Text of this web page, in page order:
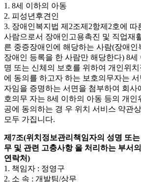
1. 8세 이하의 아동
2. 피성년후견인
3. 장애인복지법 제2조제2항제2호에 따
사람으로서 장애인고용촉진 및 직업재
른 중증장애인에 해당하는 사람(장애인
장애인 등록을 한 사람만 해당한다) 8세
명 또는 신체의 보호를 위하여 개인위
에 동의를 하고자 하는 보호의무자는
자임을 증명하는 서면을 첨부하여 회사
호의무 자는 8세 이하의 아동 등의 개인
공에 동의하는 경 우 위치 서비스 약관
모두 가집니다.
제7조(위치정보관리책임자의 성명 또
무 및 관련 고충사항 을 처리하는 부서
연락처)
1. 책임자 : 정영구
2. 소 속 : 개발팀/상무